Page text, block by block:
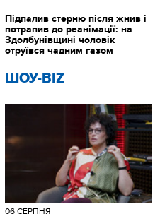
ШОУ-BIZ
06 СЕРПНЯ
Підпалив стерню після жнив і
потрапив до реанімації: на
Здолбунівщині чоловік
отруївся чадним газом